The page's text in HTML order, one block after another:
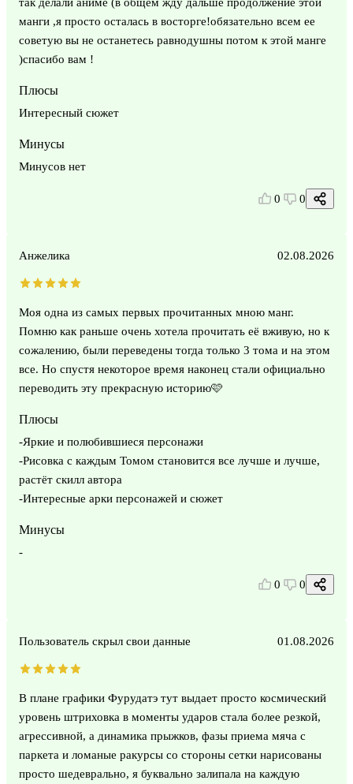
манги ,я просто осталась в восторге!обязательно всем ее
советую вы не останетесь равнодушны потом к этой манге
)спасибо вам !
Плюсы
Интересный сюжет
Минусы
Минусов нет
0 0
Анжелика 02.08.2026
Моя одна из самых первых прочитанных мною манг.
Помню как раньше очень хотела прочитать её вживую, но к
сожалению, были переведены тогда только 3 тома и на этом
все. Но спустя некоторое время наконец стали официально
переводить эту прекрасную историю🩷
Плюсы
-Яркие и полюбившиеся персонажи
-Рисовка с каждым Томом становится все лучше и лучше,
растёт скилл автора
-Интересные арки персонажей и сюжет
Минусы
-
0 0
Пользователь скрыл свои данные 01.08.2026
В плане графики Фурудатэ тут выдает просто космический
уровень штриховка в моменты ударов стала более резкой,
агрессивной, а динамика прыжков, фазы приема мяча с
паркета и ломаные ракурсы со стороны сетки нарисованы
просто шедеврально, я буквально залипала на каждую